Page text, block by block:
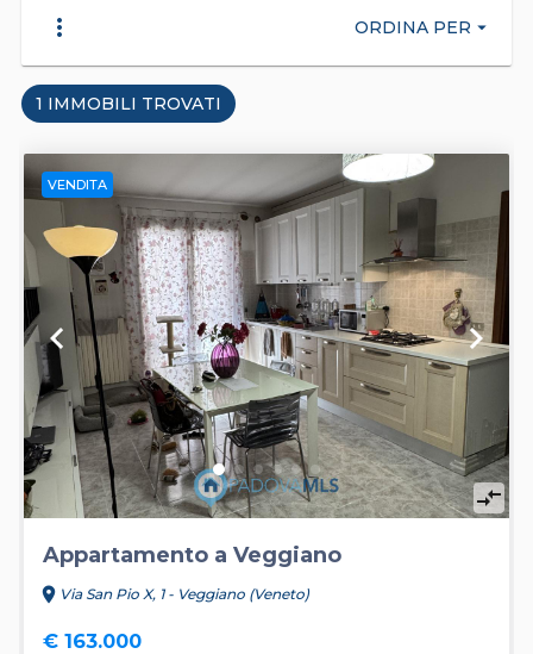
more_vert ORDINA PER arrow_drop_down
1 IMMOBILI TROVATI
VENDITA
keyboard_arrow_left keyboard_arrow_right
compare_arrows
Appartamento a Veggiano
location_on Via San Pio X, 1 - Veggiano (Veneto)
€ 163.000